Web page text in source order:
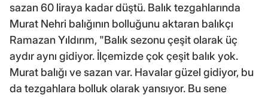
sazan 60 liraya kadar düştü. Balık tezgahlarında
Murat Nehri balığının bolluğunu aktaran balıkçı
Ramazan Yıldırım, "Balık sezonu çeşit olarak üç
aydır aynı gidiyor. İlçemizde çok çeşit balık yok.
Murat balığı ve sazan var. Havalar güzel gidiyor, bu
da tezgahlara bolluk olarak yansıyor. Bu sene